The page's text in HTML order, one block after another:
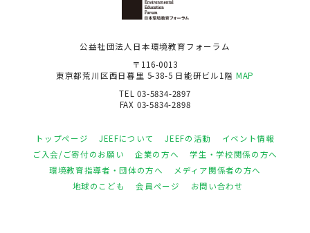
公益社団法人日本環境教育フォーラム
〒116-0013
東京都荒川区西日暮里 5-38-5 日能研ビル1階 MAP
TEL 03-5834-2897
FAX 03-5834-2898
トップページ JEEFについて JEEFの活動
イベント情報
ご入会/ご寄付のお願い
企業の方へ
学生・学校関係の方へ
環境教育指導者・団体の方へ
メディア関係者の方へ
地球のこども
会員ページ お問い合わせ